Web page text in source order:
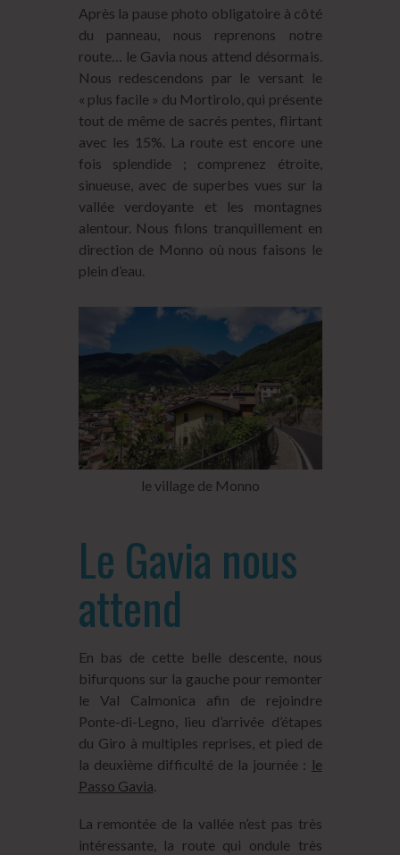
Après la pause photo obligatoire à côté
du panneau, nous reprenons notre
route… le Gavia nous attend désormais.
Nous redescendons par le versant le
« plus facile » du Mortirolo, qui présente
tout de même de sacrés pentes, flirtant
avec les 15%. La route est encore une
fois splendide ; comprenez étroite,
sinueuse, avec de superbes vues sur la
vallée verdoyante et les montagnes
alentour. Nous filons tranquillement en
direction de Monno où nous faisons le
plein d’eau.
le village de Monno
Le Gavia nous
attend
En bas de cette belle descente, nous
bifurquons sur la gauche pour remonter
le Val Calmonica afin de rejoindre
Ponte-di-Legno, lieu d’arrivée d’étapes
du Giro à multiples reprises, et pied de
la deuxième difficulté de la journée : le
Passo Gavia.
La remontée de la vallée n’est pas très
intéressante, la route qui ondule très